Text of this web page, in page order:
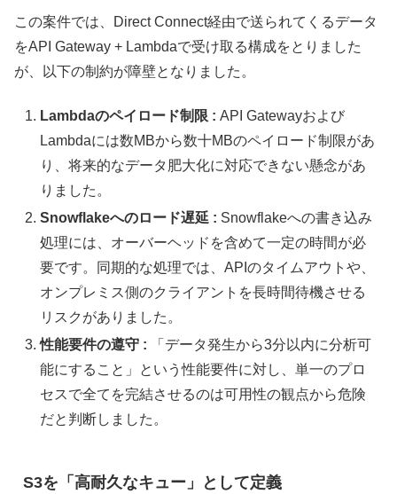
この案件では、Direct Connect経由で送られてくるデータ
をAPI Gateway + Lambdaで受け取る構成をとりました
が、以下の制約が障壁となりました。
Lambdaのペイロード制限 : API Gatewayおよび
Lambdaには数MBから数十MBのペイロード制限があ
り、将来的なデータ肥大化に対応できない懸念があ
りました。
Snowflakeへのロード遅延 : Snowflakeへの書き込み
処理には、オーバーヘッドを含めて一定の時間が必
要です。同期的な処理では、APIのタイムアウトや、
オンプレミス側のクライアントを長時間待機させる
リスクがありました。
性能要件の遵守 : 「データ発生から3分以内に分析可
能にすること」という性能要件に対し、単一のプロ
セスで全てを完結させるのは可用性の観点から危険
だと判断しました。
S3を「高耐久なキュー」として定義